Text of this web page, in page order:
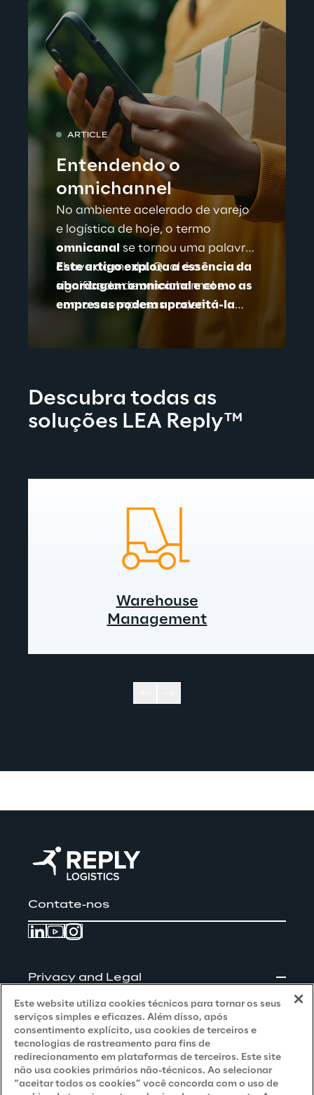
ARTICLE
Entendendo o
omnichannel
No ambiente acelerado de varejo
e logística de hoje, o termo
omnicanal
se tornou uma palavra-
chave da moda. Qual é o
significado de omnichannel e
como as empresas podem
implementar estratégias eficazes
Este artigo explora a essência da
abordagem omnicanal e como as
empresas podem aproveitá-la
para transformar suas cadeias de
Descubra todas as
soluções LEA Reply™
Warehouse
Management
Contate-nos
Privacy and Legal
Privacy & Cookie Policy
Privacy Notice(Client - LGPD)
Privacy Notice(Client - GDPR)
Privacy Notice(Supplier - LGPD)
Este website utiliza cookies técnicos para tornar os seus
serviços simples e eficazes. Além disso, após
consentimento explícito, usa cookies de terceiros e
tecnologias de rastreamento para fins de
redirecionamento em plataformas de terceiros. Este site
não usa cookies primários não-técnicos. Ao selecionar
“aceitar todos os cookies” você concorda com o uso de